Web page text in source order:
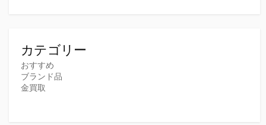
カテゴリー
おすすめ
ブランド品
金買取